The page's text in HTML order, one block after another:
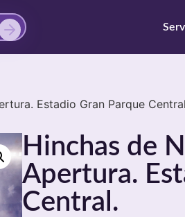
Estadio Gran Parque
Hinchas de
Apertura.
Central.